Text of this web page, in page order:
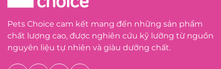
Pets Choice cam kết mang đến những sản phẩm
chất lượng cao, được nghiên cứu kỹ lưỡng từ nguồn
nguyên liệu tự nhiên và giàu dưỡng chất.